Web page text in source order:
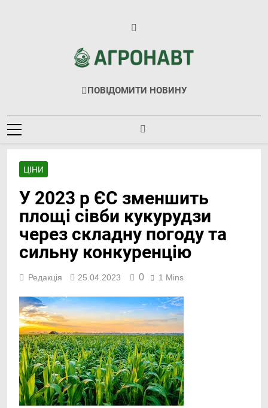
Агронавт
Новини Українського Агробізнесу
ПОВІДОМИТИ НОВИНУ
ЦІНИ
У 2023 р ЄС зменшить
площі сівби кукурудзи
через складну погоду та
сильну конкуренцію
Редакція 25.04.2023 0 1 Mins